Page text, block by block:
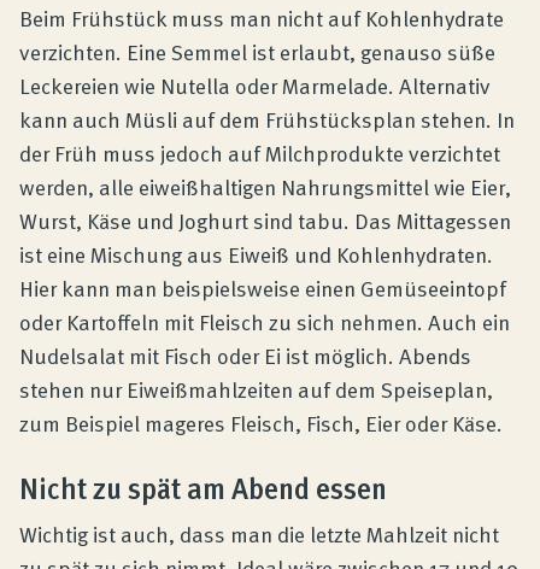
Beim Frühstück muss man nicht auf Kohlenhydrate
verzichten. Eine Semmel ist erlaubt, genauso süße
Leckereien wie Nutella oder Marmelade. Alternativ
kann auch Müsli auf dem Frühstücksplan stehen. In
der Früh muss jedoch auf Milchprodukte verzichtet
werden, alle eiweißhaltigen Nahrungsmittel wie Eier,
Wurst, Käse und Joghurt sind tabu. Das Mittagessen
ist eine Mischung aus Eiweiß und Kohlenhydraten.
Hier kann man beispielsweise einen Gemüseeintopf
oder Kartoffeln mit Fleisch zu sich nehmen. Auch ein
Nudelsalat mit Fisch oder Ei ist möglich. Abends
stehen nur Eiweißmahlzeiten auf dem Speiseplan,
zum Beispiel mageres Fleisch, Fisch, Eier oder Käse.
Nicht zu spät am Abend essen
Wichtig ist auch, dass man die letzte Mahlzeit nicht